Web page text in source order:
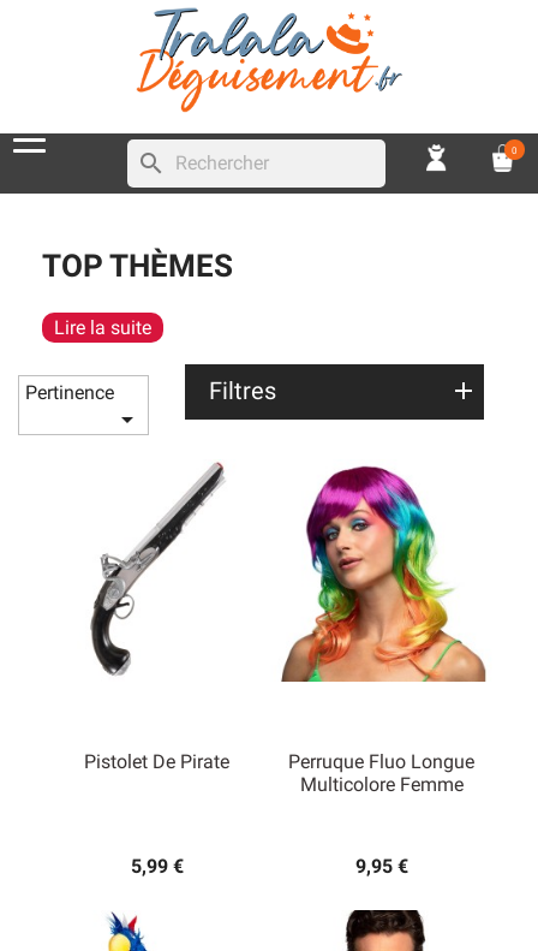
search 0
TOP THÈMES
Lire la suite
Pertinence

Filtres
Pistolet De Pirate
5,99 €
Perruque Fluo Longue
Multicolore Femme
9,95 €